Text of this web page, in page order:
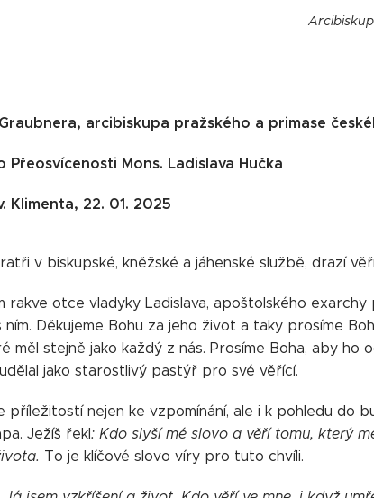
arcibiskupa pražského a primase
Přeosvícenosti Mons. Ladislava Hučka
Klimenta, 22. 01. 2025
v biskupské, kněžské a jáhenské službě, drazí
rakve otce vladyky Ladislava, apoštolského
ním. Děkujeme Bohu za jeho život a taky prosíme
měl stejně jako každý z nás. Prosíme Boha, aby ho
jako starostlivý pastýř pro své věřící.
příležitostí nejen ke vzpomínání, ale i k pohledu do
Ježíš řekl: Kdo slyší mé slovo a věří tomu, který
To je klíčové slovo víry pro tuto chvíli.